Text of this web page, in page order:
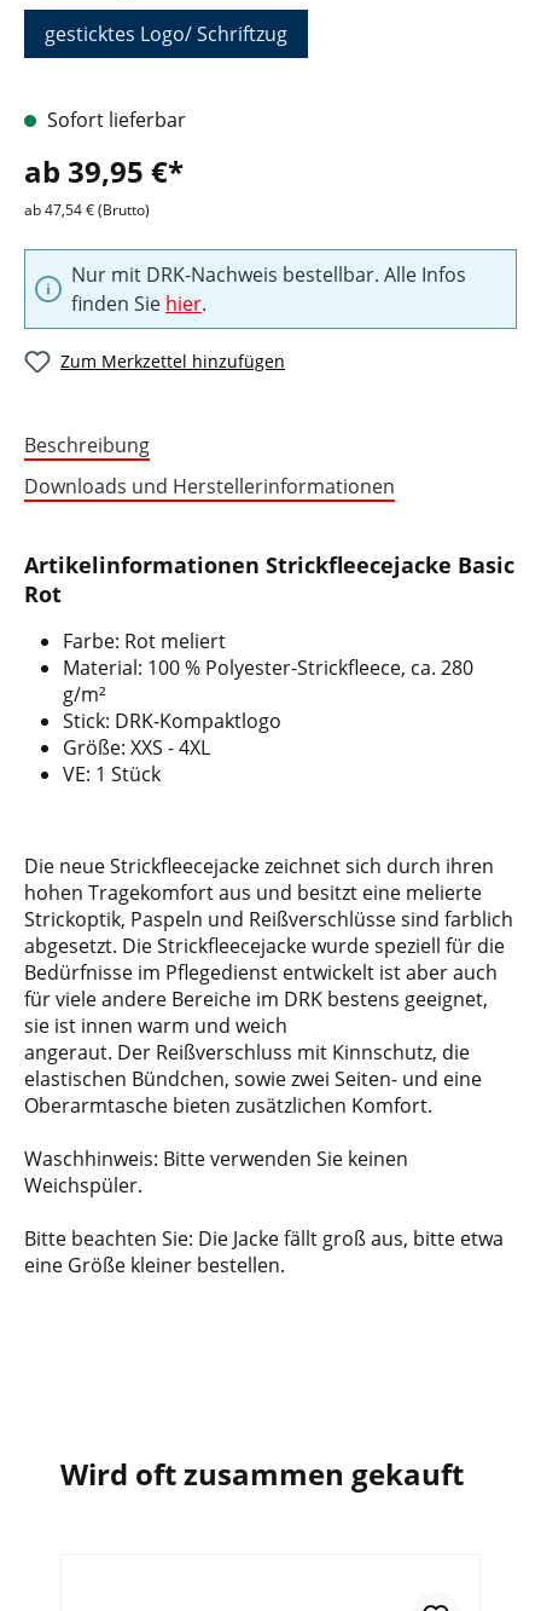
gesticktes Logo/ Schriftzug
Sofort lieferbar
ab 39,95 €*
ab 47,54 € (Brutto)
Nur mit DRK-Nachweis bestellbar. Alle Infos
finden Sie hier.
Zum Merkzettel hinzufügen
Beschreibung
Downloads und Herstellerinformationen
Artikelinformationen Strickfleecejacke Basic
Rot
Farbe: Rot meliert
Material: 100 % Polyester-Strickfleece, ca. 280
g/m²
Stick: DRK-Kompaktlogo
Größe: XXS - 4XL
VE: 1 Stück
Die neue Strickfleecejacke zeichnet sich durch ihren
hohen Tragekomfort aus und besitzt eine melierte
Strickoptik, Paspeln und Reißverschlüsse sind farblich
abgesetzt. Die Strickfleecejacke wurde speziell für die
Bedürfnisse im Pflegedienst entwickelt ist aber auch
für viele andere Bereiche im DRK bestens geeignet,
sie ist innen warm und weich
angeraut. Der Reißverschluss mit Kinnschutz, die
elastischen Bündchen, sowie zwei Seiten- und eine
Oberarmtasche bieten zusätzlichen Komfort.
Waschhinweis: Bitte verwenden Sie keinen
Weichspüler.
Bitte beachten Sie: Die Jacke fällt groß aus, bitte etwa
eine Größe kleiner bestellen.
Wird oft zusammen gekauft